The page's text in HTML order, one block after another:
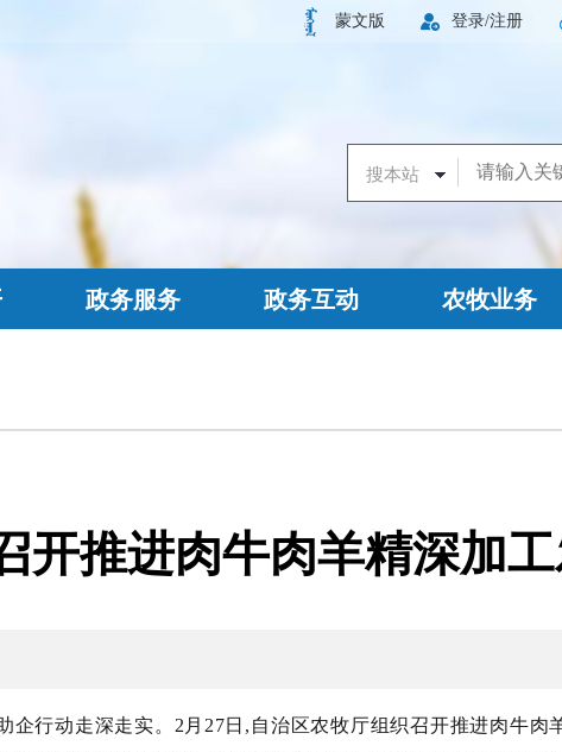
登录/注册
蒙文版
政务服务 政务互动 农牧业务
开推进肉牛肉羊精深加
企行动走深走实。 2月27日,自治区农牧厅组织召开推进肉牛